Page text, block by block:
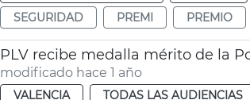
SEGURIDAD
PREMI PREMIO
PLV recibe medalla mérito de la
modificado hace 1 año
VALENCIA TODAS LAS AUDIENCIAS